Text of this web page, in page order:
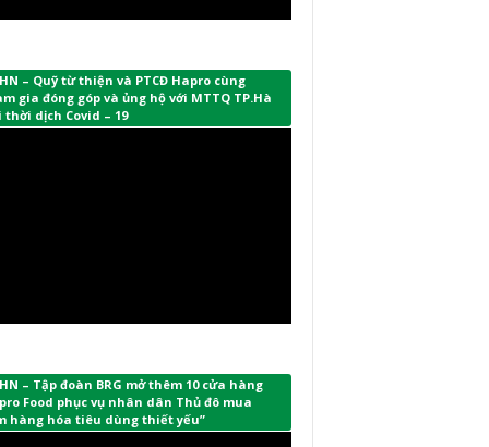
– Quỹ từ thiện và PTCĐ Hapro cùng
gia đóng góp và ủng hộ với MTTQ TP.Hà
thời dịch Covid – 19
– Tập đoàn BRG mở thêm 10 cửa hàng
Food phục vụ nhân dân Thủ đô mua
hàng hóa tiêu dùng thiết yếu”